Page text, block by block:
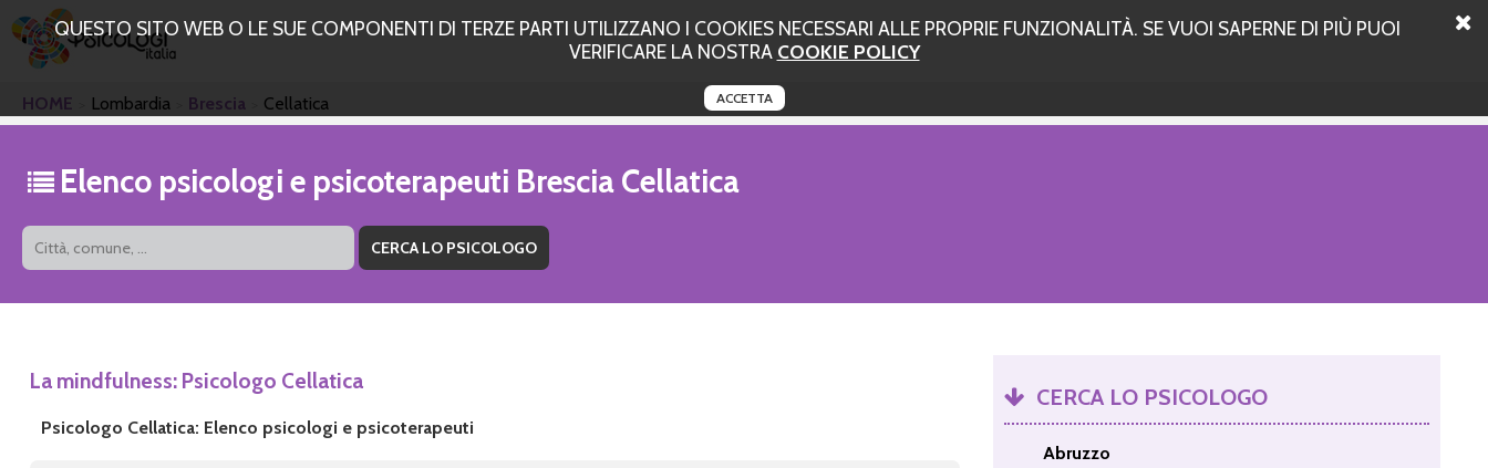
QUESTO SITO WEB O LE SUE COMPONENTI DI TERZE PARTI UTILIZZANO I COOKIES NECESSARI ALLE PROPRIE FUNZIONALITÀ. SE VUOI SAPERNE DI PIÙ PUOI
VERIFICARE LA NOSTRA COOKIE POLICY
ACCETTA
HOME Lombardia Brescia Cellatica
Elenco psicologi e psicoterapeuti Brescia Cellatica
La mindfulness: Psicologo Cellatica
Psicologo Cellatica: Elenco psicologi e psicoterapeuti
CERCA LO PSICOLOGO
Abruzzo